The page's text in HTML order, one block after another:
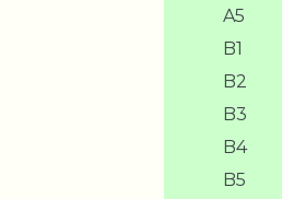
A5
B1
B2
B3
B4
B5